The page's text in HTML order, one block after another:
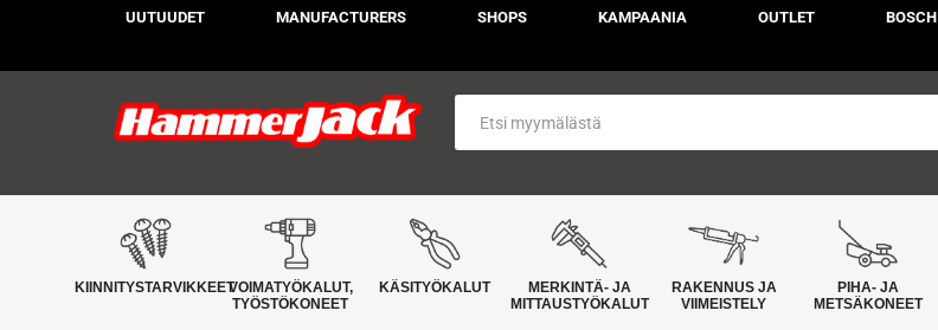
UUTUUDET MANUFACTURERS SHOPS KAMPAANIA OUTLET BOSCH
KIINNITYSTARVIKKEETVOIMATYÖKALUT,
TYÖSTÖKONEET
KÄSITYÖKALUT
MERKINTÄ- JA
MITTAUSTYÖKALUT
RAKENNUS JA
VIIMEISTELY
PIHA- JA
METSÄKONEET